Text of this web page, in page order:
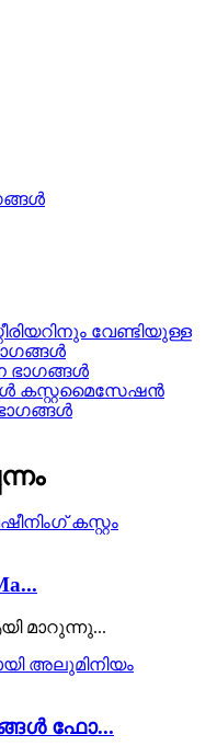
വേണ്ടിയുള്ള
ഭാഗങ്ങൾ
കസ്റ്റമൈസേഷൻ
മാറുന്നു...
ഫോ...